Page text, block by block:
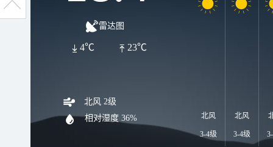
雷达图
23℃
4℃
北风 2级
相对湿度 36% 北风
3-4级
北风
3-4级